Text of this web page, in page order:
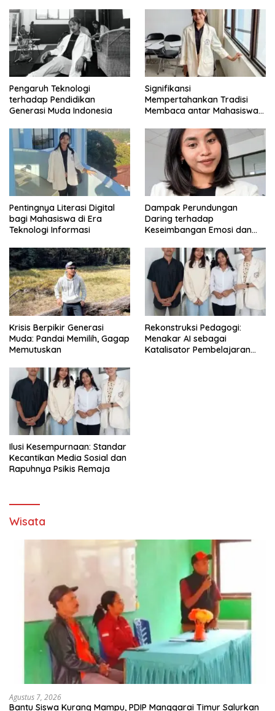
Pengaruh Teknologi
terhadap Pendidikan
Generasi Muda Indonesia
Signifikansi
Mempertahankan Tradisi
Membaca antar Mahasiswa
Pentingnya Literasi Digital
bagi Mahasiswa di Era
Teknologi Informasi
Dampak Perundungan
Daring terhadap
Keseimbangan Emosi dan
Krisis Berpikir Generasi
Muda: Pandai Memilih, Gagap
Memutuskan
Rekonstruksi Pedagogi:
Menakar AI sebagai
Katalisator Pembelajaran
Ilusi Kesempurnaan: Standar
Kecantikan Media Sosial dan
Rapuhnya Psikis Remaja
Wisata
Agustus 7, 2026
Bantu Siswa Kurang Mampu, PDIP Manggarai Timur Salurkan